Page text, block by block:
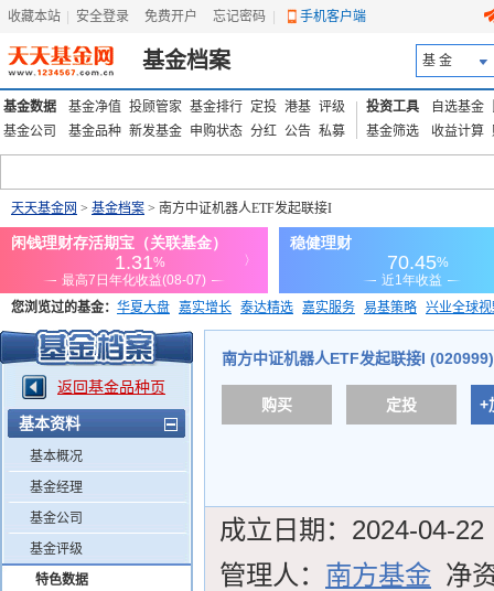
收藏本站 安全登录 免费开户 忘记密码 手机客户端
基金档案 基 金
基金数据 基金净值 投顾管家 基金排行 定投 港基 评级
基金公司
基金品种 新发基金 申购状态 分红 公告 私募
投资工具 自选基金
基金筛选
收益计算
天天基金网 > 基金档案 > 南方中证机器人ETF发起联接I
您浏览过的基金： 华夏大盘 嘉实增长 泰达精选 嘉实服务 易基策略 兴业全球
添富优势 华安宏利 上证180价值ETF
返回基金品种页
基本资料
基本概况
基金经理
基金公司
基金评级
特色数据
南方中证机器人ETF发起联接I (020999)
购买 定投 +
成立日期： 2024-04-22
管理人： 南方基金 净